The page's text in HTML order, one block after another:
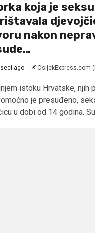
koja je
nakon
ago OsijekExpress.com
istoku Hrvatske, njih
je presuđeno,
u dobi od 14 godina.